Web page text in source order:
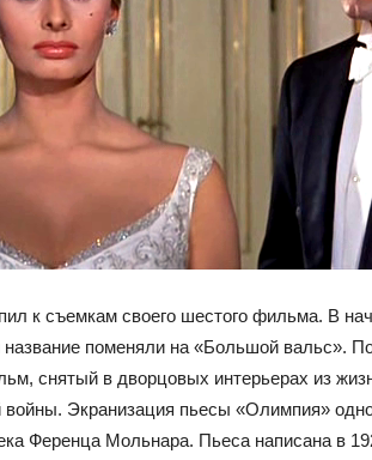
к съемкам своего шестого фильма. В
поменяли на «Большой вальс».
снятый в дворцовых интерьерах из
Экранизация пьесы «Олимпия»
Ференца Мольнара. Пьеса написана в